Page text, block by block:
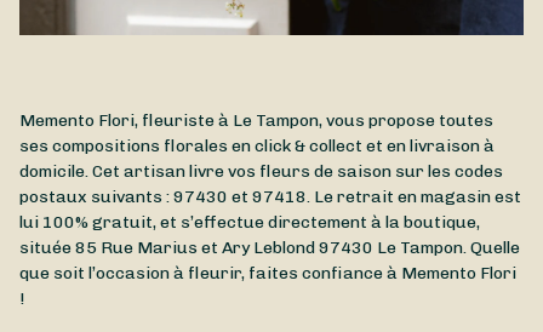
Memento Flori, fleuriste à Le Tampon, vous propose toutes
ses compositions florales en click & collect et en livraison à
domicile. Cet artisan livre vos fleurs de saison sur les codes
postaux suivants : 97430 et 97418. Le retrait en magasin est
lui 100% gratuit, et s’effectue directement à la boutique,
située85 Rue Marius et Ary Leblond97430 Le Tampon. Quelle
que soit l’occasion à fleurir, faites confiance à Memento Flori
!